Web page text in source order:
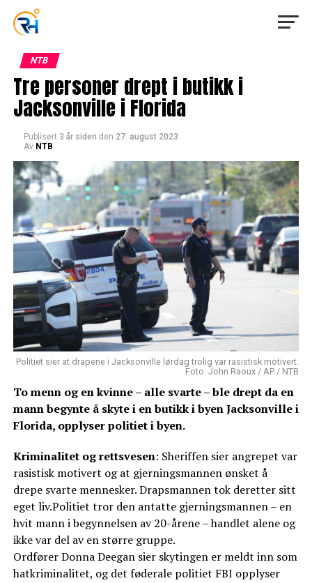
NTB
Tre personer drept i butikk i
Jacksonville i Florida
Publisert 3 år siden den 27. august 2023
Av NTB
Politiet sier at drapene i Jacksonville lørdag trolig var rasistisk motivert.
Foto: John Raoux / AP / NTB
To menn og en kvinne – alle svarte – ble drept da en
mann begynte å skyte i en butikk i byen Jacksonville i
Florida, opplyser politiet i byen.
Kriminalitet og rettsvesen: Sheriffen sier angrepet var
rasistisk motivert og at gjerningsmannen ønsket å
drepe svarte mennesker. Drapsmannen tok deretter sitt
eget liv.Politiet tror den antatte gjerningsmannen – en
hvit mann i begynnelsen av 20-årene – handlet alene og
ikke var del av en større gruppe.
Ordfører Donna Deegan sier skytingen er meldt inn som
hatkriminalitet, og det føderale politiet FBI opplyser